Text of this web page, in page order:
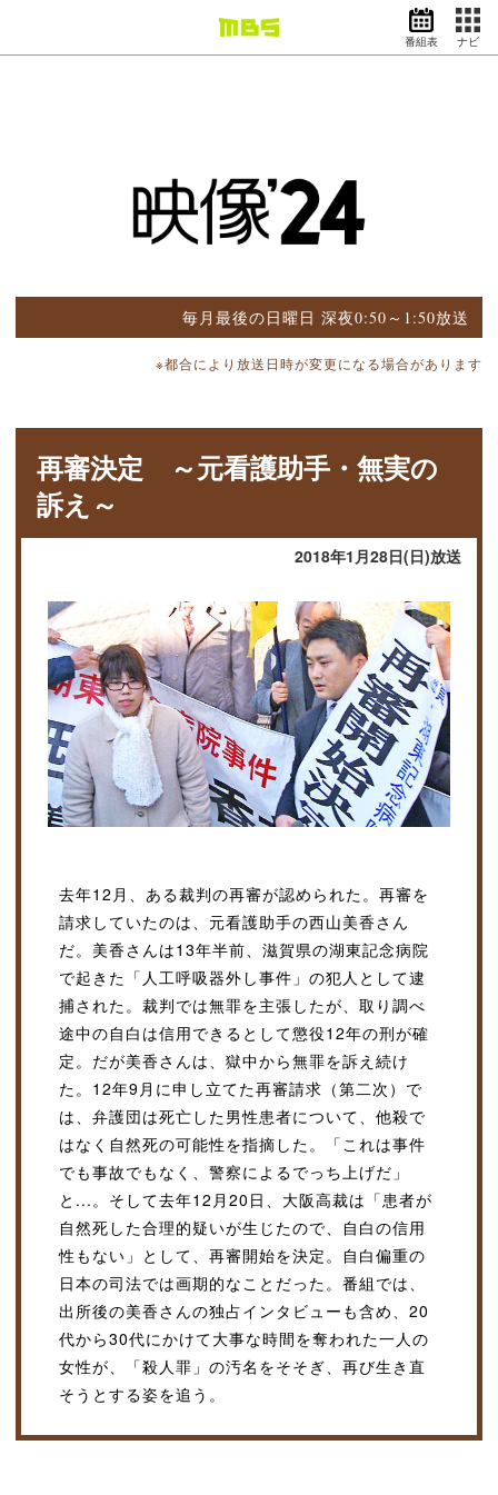
スポーツ
天気・防災 イベント
映画 アナウンサー
検索 番組表
番組表 ナビ
毎月最後の日曜日 深夜0:50～1:50放送
※都合により放送日時が変更になる場合があります
再審決定 ～元看護助手・無実の
訴え～
2018年1月28日(日)放送
去年12月、ある裁判の再審が認められた。再審を
請求していたのは、元看護助手の西山美香さん
だ。美香さんは13年半前、滋賀県の湖東記念病院
で起きた「人工呼吸器外し事件」の犯人として逮
捕された。裁判では無罪を主張したが、取り調べ
途中の自白は信用できるとして懲役12年の刑が確
定。だが美香さんは、獄中から無罪を訴え続け
た。12年9月に申し立てた再審請求（第二次）で
は、弁護団は死亡した男性患者について、他殺で
はなく自然死の可能性を指摘した。「これは事件
でも事故でもなく、警察によるでっち上げだ」
と...。そして去年12月20日、大阪高裁は「患者が
自然死した合理的疑いが生じたので、自白の信用
性もない」として、再審開始を決定。自白偏重の
日本の司法では画期的なことだった。番組では、
出所後の美香さんの独占インタビューも含め、20
代から30代にかけて大事な時間を奪われた一人の
女性が、「殺人罪」の汚名をそそぎ、再び生き直
そうとする姿を追う。